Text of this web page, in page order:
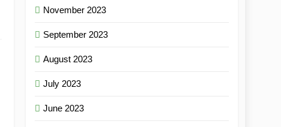
November 2023
September 2023
August 2023
July 2023
June 2023